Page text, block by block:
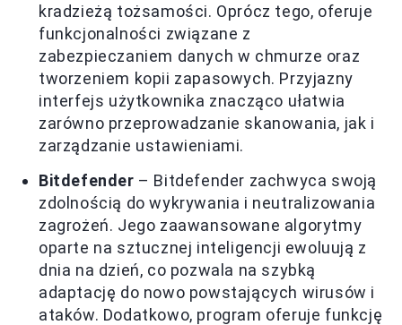
kradzieżą tożsamości. Oprócz tego, oferuje
funkcjonalności związane z
zabezpieczaniem danych w chmurze oraz
tworzeniem kopii zapasowych. Przyjazny
interfejs użytkownika znacząco ułatwia
zarówno przeprowadzanie skanowania, jak i
zarządzanie ustawieniami.
Bitdefender – Bitdefender zachwyca swoją
zdolnością do wykrywania i neutralizowania
zagrożeń. Jego zaawansowane algorytmy
oparte na sztucznej inteligencji ewoluują z
dnia na dzień, co pozwala na szybką
adaptację do nowo powstających wirusów i
ataków. Dodatkowo, program oferuje funkcję